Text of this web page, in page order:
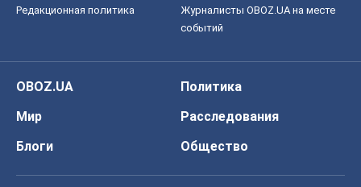
Редакционная политика
Журналисты OBOZ.UA на месте
событий
OBOZ.UA
Политика
Мир
Расследования
Блоги
Общество